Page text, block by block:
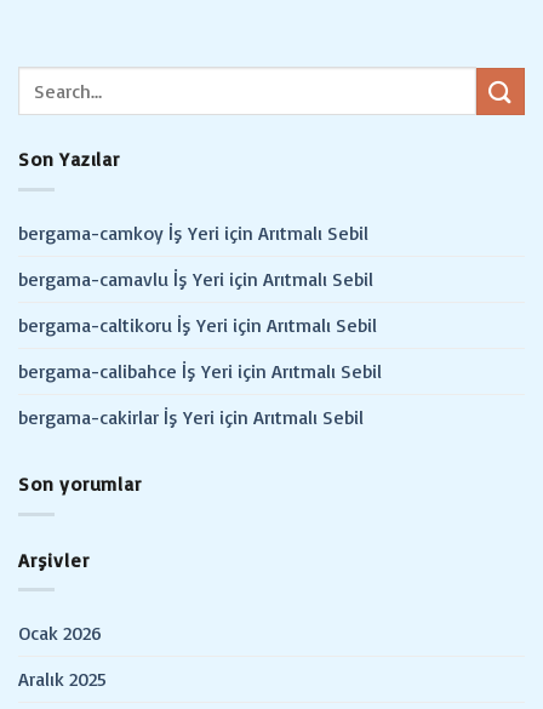
Son Yazılar
bergama-camkoy İş Yeri için Arıtmalı Sebil
bergama-camavlu İş Yeri için Arıtmalı Sebil
bergama-caltikoru İş Yeri için Arıtmalı Sebil
bergama-calibahce İş Yeri için Arıtmalı Sebil
bergama-cakirlar İş Yeri için Arıtmalı Sebil
Son yorumlar
Arşivler
Ocak 2026
Aralık 2025